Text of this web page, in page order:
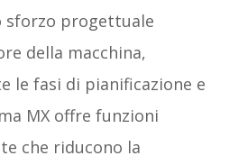
sforzo progettuale
della macchina,
le fasi di pianificazione e
MX offre funzioni
che riducono la